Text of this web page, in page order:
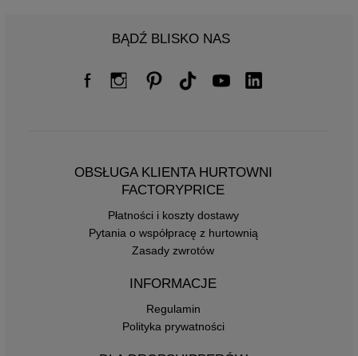
BĄDŹ BLISKO NAS
OBSŁUGA KLIENTA HURTOWNI
FACTORYPRICE
Płatności i koszty dostawy
Pytania o współpracę z hurtownią
Zasady zwrotów
INFORMACJE
Regulamin
Polityka prywatności